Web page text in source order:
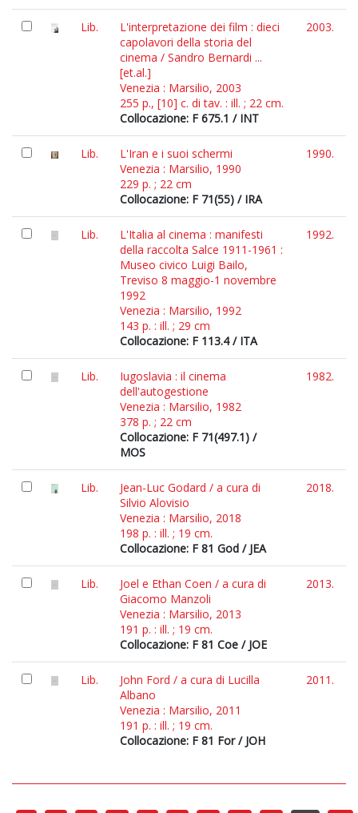
Lib.
L'interpretazione dei film : dieci
capolavori della storia del
cinema / Sandro Bernardi ...
[et.al.]
Venezia : Marsilio, 2003
255 p., [10] c. di tav. : ill. ; 22 cm.
Collocazione: F 675.1 / INT
2003.
Lib.
L'Iran e i suoi schermi
Venezia : Marsilio, 1990
229 p. ; 22 cm
Collocazione: F 71(55) / IRA
1990.
Lib.
L'Italia al cinema : manifesti
della raccolta Salce 1911-1961 :
Museo civico Luigi Bailo,
Treviso 8 maggio-1 novembre
1992
Venezia : Marsilio, 1992
143 p. : ill. ; 29 cm
Collocazione: F 113.4 / ITA
1992.
Lib.
Iugoslavia : il cinema
dell'autogestione
Venezia : Marsilio, 1982
378 p. ; 22 cm
Collocazione: F 71(497.1) /
MOS
1982.
Lib.
Jean-Luc Godard / a cura di
Silvio Alovisio
Venezia : Marsilio, 2018
198 p. : ill. ; 19 cm.
Collocazione: F 81 God / JEA
2018.
Lib.
Joel e Ethan Coen / a cura di
Giacomo Manzoli
Venezia : Marsilio, 2013
191 p. : ill. ; 19 cm.
Collocazione: F 81 Coe / JOE
2013.
Lib.
John Ford / a cura di Lucilla
Albano
Venezia : Marsilio, 2011
191 p. : ill. ; 19 cm.
Collocazione: F 81 For / JOH
2011.